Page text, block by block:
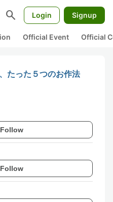
search Login Signup
Official Event Official
たった５つのお作法
Follow
Follow